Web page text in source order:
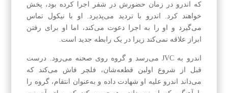
که اندرو در زمان حضورش در شفر اجرا کرده بود، پخش
خواهند کرد. اندرو با تردید می‌پذیرد. او با نیکول تماس
می‌گیرد و او را به اجرا دعوت می‌کند، اما او برای رفتن
ابراز علاقه نمی‌کند زیرا در یک رابطه جدید است.
اندرو به JVC می‌رسد و گروه روی صحنه می‌رود. درست
قبل از شروع اولین قطعه‌شان، فلچر فاش می‌کند که
می‌داند اندرو علیه او شهادت داده و به‌عنوان انتقام، گروه را